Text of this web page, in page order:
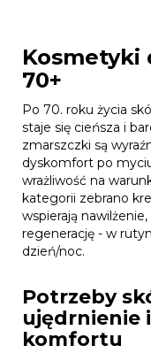
Kosmetyki
70+
Po 70. roku życia
staje się cieńsza i
zmarszczki są
dyskomfort po
wrażliwość na
kategorii zebrano
wspierają
regenerację - w
dzień/noc.
Potrzeby
ujędrnienie
komfortu